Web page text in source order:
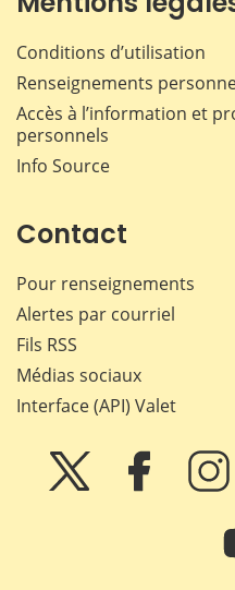
Conditions d’utilisation
Renseignements
Accès à l’information et
personnels
Info Source
Contact
Pour renseignements
Alertes par courriel
Fils RSS
Médias sociaux
Interface (API) Valet